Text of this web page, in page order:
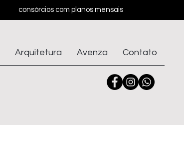
consórcios com planos mensais
Arquitetura Avenza Contato